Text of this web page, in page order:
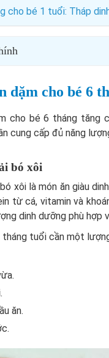
cho bé 1 tuổi: Tháp
dặm cho bé 6
cho bé 6 tháng tăng
cung cấp đủ năng
bó xôi
xôi là món ăn giàu
từ cá, vitamin và
dinh dưỡng phù hợp
tuổi cần một
ăn.